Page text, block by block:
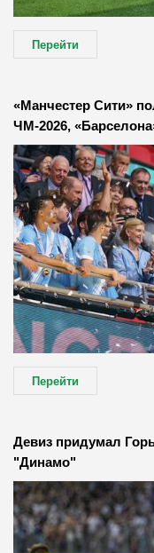
Перейти
«Манчестер Сити»
ЧМ-2026,
Перейти
Девиз придумал
"Динамо"